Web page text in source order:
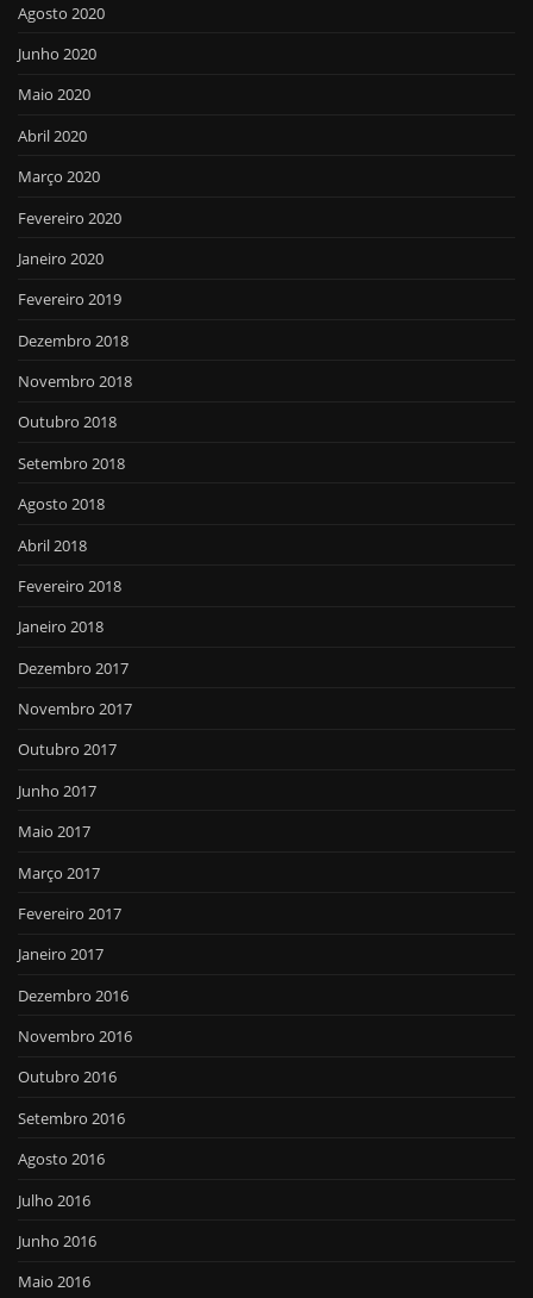
Agosto 2020
Junho 2020
Maio 2020
Abril 2020
Março 2020
Fevereiro 2020
Janeiro 2020
Fevereiro 2019
Dezembro 2018
Novembro 2018
Outubro 2018
Setembro 2018
Agosto 2018
Abril 2018
Fevereiro 2018
Janeiro 2018
Dezembro 2017
Novembro 2017
Outubro 2017
Junho 2017
Maio 2017
Março 2017
Fevereiro 2017
Janeiro 2017
Dezembro 2016
Novembro 2016
Outubro 2016
Setembro 2016
Agosto 2016
Julho 2016
Junho 2016
Maio 2016